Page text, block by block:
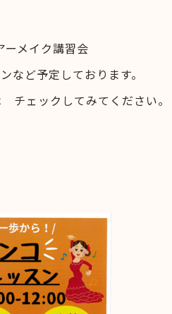
ーメイク講習会
など予定しております。
ェックしてみてください。